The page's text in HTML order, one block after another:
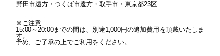
野田市遠方・つくば市遠方・取手市・東京都23区
※ご注意
15:00～20:00までの間は、別途1,000円の追加費用を頂戴いたしま
す。
予め、ご了承の上でご利用をください。